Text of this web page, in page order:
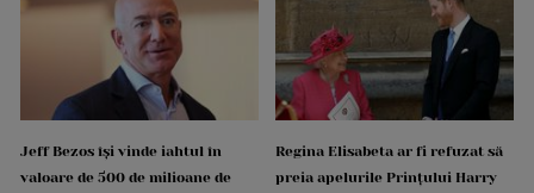
Jeff Bezos își vinde iahtul în
valoare de 500 de milioane de
Regina Elisabeta ar fi refuzat să
preia apelurile Prințului Harry